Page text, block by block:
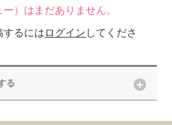
）はまだありません。
するにはログイン してくださ
る